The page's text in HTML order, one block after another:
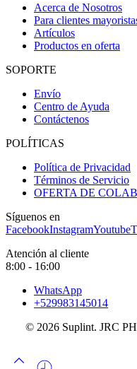
Acerca de Nosotros
Para clientes
Artículos
Productos en oferta
SOPORTE
Envío
Centro de Ayuda
Contáctenos
POLÍTICAS
Política de Privacidad
Términos de Servicio
OFERTA DE
Síguenos en
FacebookInstagramYoutube
Atención al cliente
8:00 - 16:00
WhatsApp
+529983145014
© 2026 Suplint. JRC